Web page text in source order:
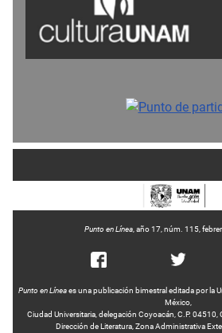
Punto en Línea , año 17, núm. 115,
Punto en Líneaes una publicación bimestral editada por la
México,
Ciudad Universitaria, delegación Coyoacán, C.P. 04510,
Dirección de Literatura, Zona Administrativa